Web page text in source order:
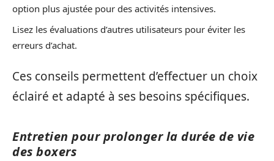
option plus ajustée pour des activités intensives.
Lisez les évaluations d’autres utilisateurs pour éviter les
erreurs d’achat.
Ces conseils permettent d’effectuer un choix
éclairé et adapté à ses besoins spécifiques.
Entretien pour prolonger la durée de vie
des boxers